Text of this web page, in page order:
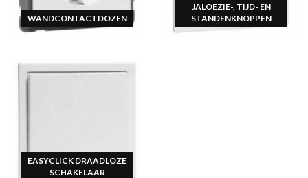
WANDCONTACTDOZEN
JALOEZIE-, TIJD- EN
STANDENKNOPPEN
EASYCLICK DRAADLOZE
SCHAKELAAR